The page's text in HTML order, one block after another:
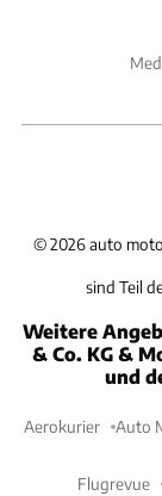
©2026 auto
sind Teil
Weitere
& Co. KG &
und
Aerokurier Auto
Flugrevue